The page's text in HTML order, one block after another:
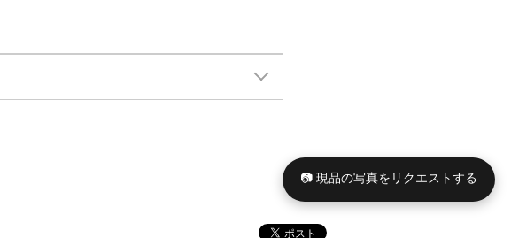
📷 現品の写真をリクエストする